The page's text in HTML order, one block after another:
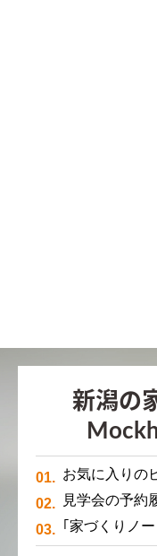
新潟の
お気に入りの
見学会の予約
｢家づくりノ